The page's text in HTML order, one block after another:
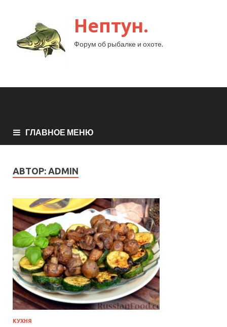
Нептун.
Форум об рыбалке и охоте.
ГЛАВНОЕ МЕНЮ
АВТОР: ADMIN
КУХНЯ